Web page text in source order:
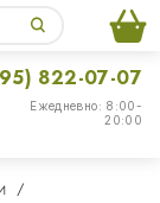
Ежедневно: 8:00-
20:00
822-07-07